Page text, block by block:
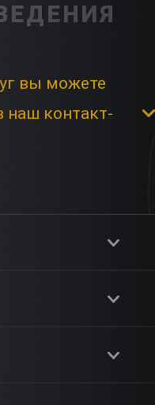
вы можете
наш контакт-